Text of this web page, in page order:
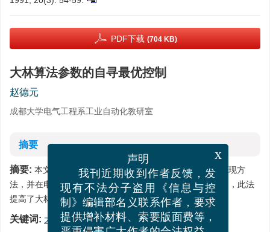
PDF下载 (704 KB)
大林算法参数的自寻最优控制
赵德元
成都大学电气工程系工业自动化教研室
摘要
摘要: 本文研究了大林算法参数自寻最优控制的必要性和实现方
法，并在电阻炉温度控制系统上进行了试验研究．结果表明，此法
提高了大林算法对被控对象参数的适应能力．
关键词: 大林算法/参数自寻最优控制/单纯形加速法
x
声明
我刊近期收到作者反馈，发
现有不法分子盗用《信息与控
制》编辑部名义联系作者，要求
提供增补材料、索要版面费等，